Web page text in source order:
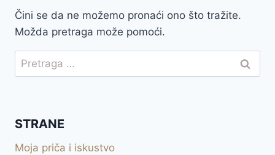
Čini se da ne možemo pronaći ono što tražite.
Možda pretraga može pomoći.
Pretraga
za:
STRANE
Moja priča i iskustvo